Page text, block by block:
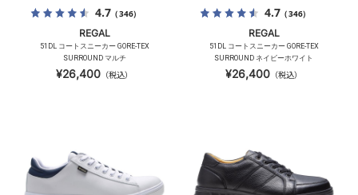
4.7（346）
REGAL
51DL コートスニーカー GORE-TEX
SURROUND マルチ
¥26,400 （税込）
4.7（346）
REGAL
51DL コートスニーカー GORE-TEX
SURROUND ネイビーホワイト
¥26,400 （税込）